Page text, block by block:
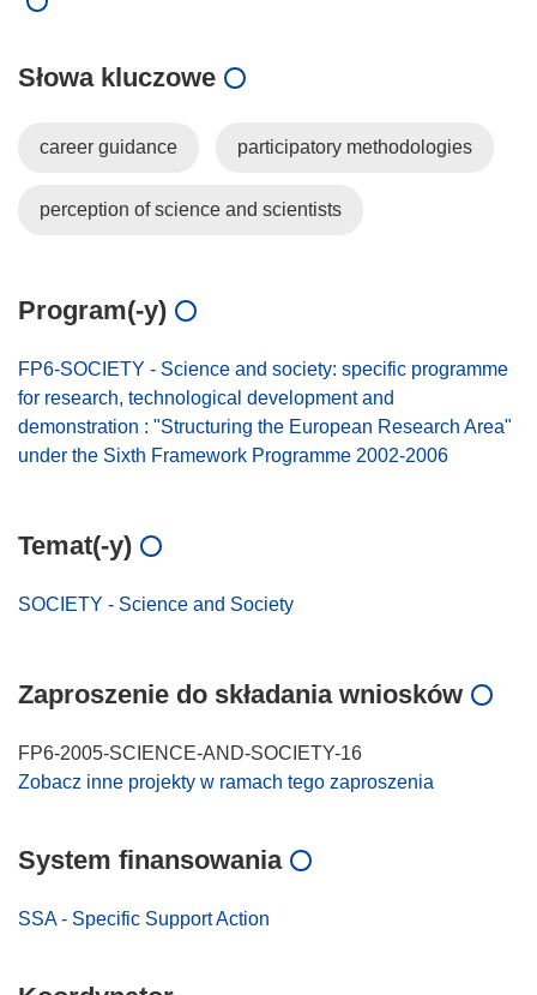
Słowa kluczowe
career guidance participatory methodologies
perception of science and scientists
Program(-y)
FP6-SOCIETY - Science and society: specific programme
for research, technological development and
demonstration : "Structuring the European Research Area"
under the Sixth Framework Programme 2002-2006
Temat(-y)
SOCIETY - Science and Society
Zaproszenie do składania wniosków
FP6-2005-SCIENCE-AND-SOCIETY-16
Zobacz inne projekty w ramach tego zaproszenia
System finansowania
SSA - Specific Support Action